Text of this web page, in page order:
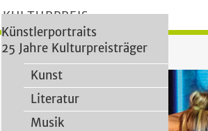
KULTURPREIS
Vergaberichtlinien
Vorschlagsformular
Kulturpreisjury
PREISTRÄGER
Kategorien
Heimatforschung
Kunst
Literatur
Musik
VERLEIHUNGEN
Impressionen
PUBLIKATIONEN
Künstlerportraits
25 Jahre Kulturpreisträger